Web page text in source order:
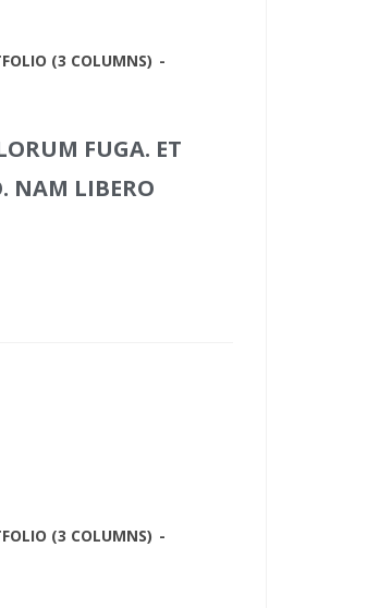
(3 COLUMNS)
FUGA. ET
NAM LIBERO
(3 COLUMNS)